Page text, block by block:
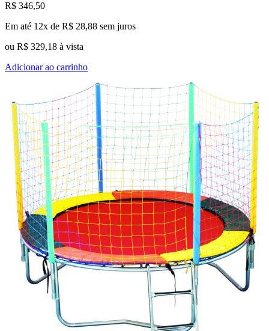
R$ 346,50
Em até 12x de R$ 28,88 sem juros
ou R$ 329,18 à vista
Adicionar ao carrinho